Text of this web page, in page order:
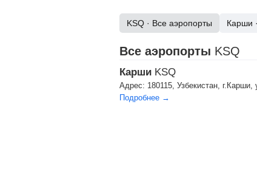
KSQ · Все аэропорты Карши ·
Все аэропорты KSQ
Карши KSQ
Адрес: 180115, Узбекистан,
Подробнее →